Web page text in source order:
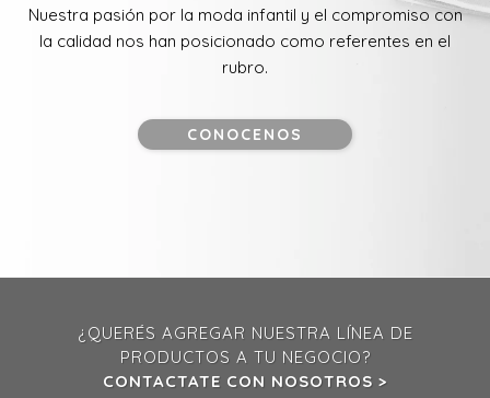
Nuestra pasión por la moda infantil y el compromiso con
la calidad nos han posicionado como referentes en el
rubro.
CONOCENOS
¿QUERÉS AGREGAR NUESTRA LÍNEA DE
PRODUCTOS A TU NEGOCIO?
CONTACTATE CON NOSOTROS >